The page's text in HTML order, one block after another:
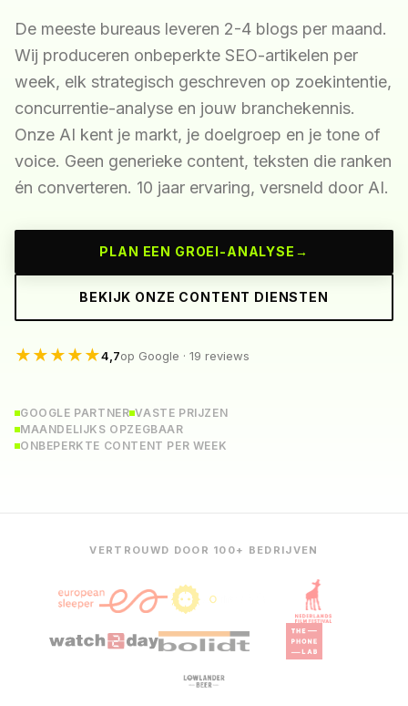
De meeste bureaus leveren 2-4 blogs per maand.
Wij produceren onbeperkte SEO-artikelen per
week, elk strategisch geschreven op zoekintentie,
concurrentie-analyse en jouw branchekennis.
Onze AI kent je markt, je doelgroep en je tone of
voice. Geen generieke content, teksten die ranken
én converteren. 10 jaar ervaring, versneld door AI.
PLAN EEN GROEI-ANALYSE →
BEKIJK ONZE CONTENT DIENSTEN
★★★★★4,7op Google · 19 reviews
GOOGLE PARTNER VASTE PRIJZEN
MAANDELIJKS OPZEGBAAR
ONBEPERKTE CONTENT PER WEEK
VERTROUWD DOOR 100+ BEDRIJVEN